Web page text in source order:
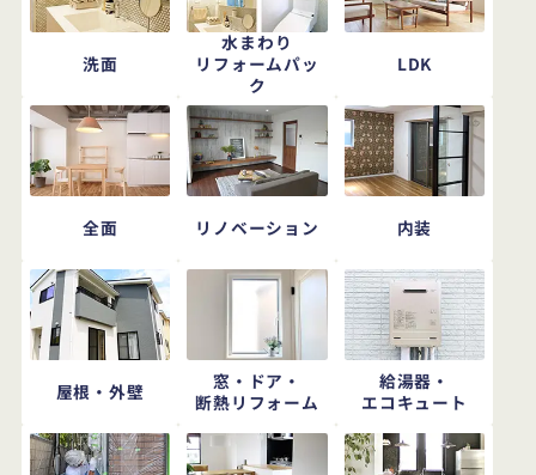
洗面
水まわり
リフォームパッ
ク
LDK
全面 リノベーション 内装
屋根・外壁
窓・ドア・
断熱リフォーム
給湯器・
エコキュート